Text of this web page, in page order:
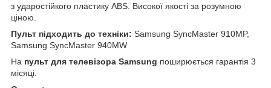
з ударостійкого пластику ABS. Високої якості за розумною
ціною.
Пульт підходить до техніки: Samsung SyncMaster 910MP,
Samsung SyncMaster 940MW
На пульт для телевізора Samsung поширюється гарантія 3
місяці.